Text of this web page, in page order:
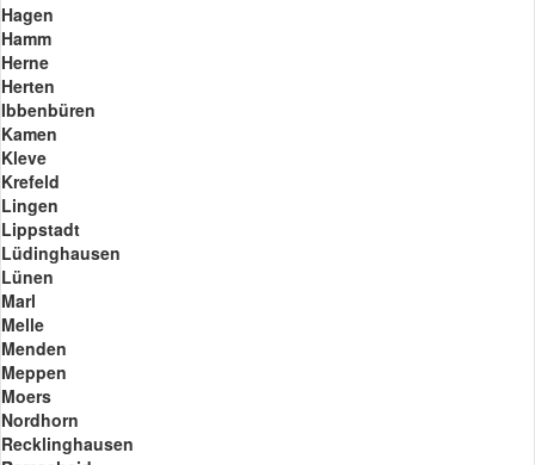
Hagen
Hamm
Herne
Herten
Ibbenbüren
Kamen
Kleve
Krefeld
Lingen
Lippstadt
Lüdinghausen
Lünen
Marl
Melle
Menden
Meppen
Moers
Nordhorn
Recklinghausen